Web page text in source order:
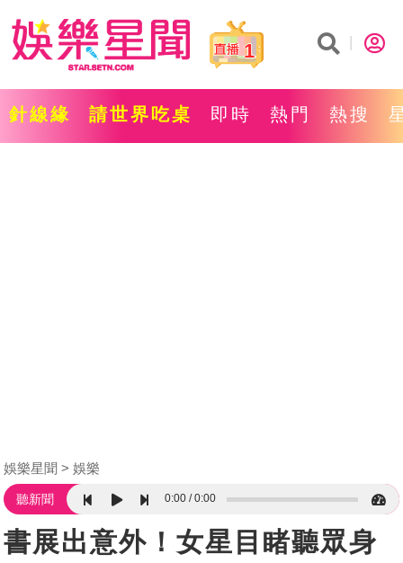
1
針線緣 請世界吃桌 即時 熱門 熱搜
娛樂星聞 娛樂
聽新聞 0:00 0:00
書展出意外！女星目睹聽眾身